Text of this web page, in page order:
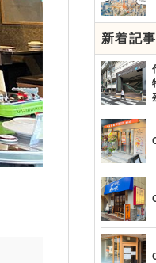
新着記事